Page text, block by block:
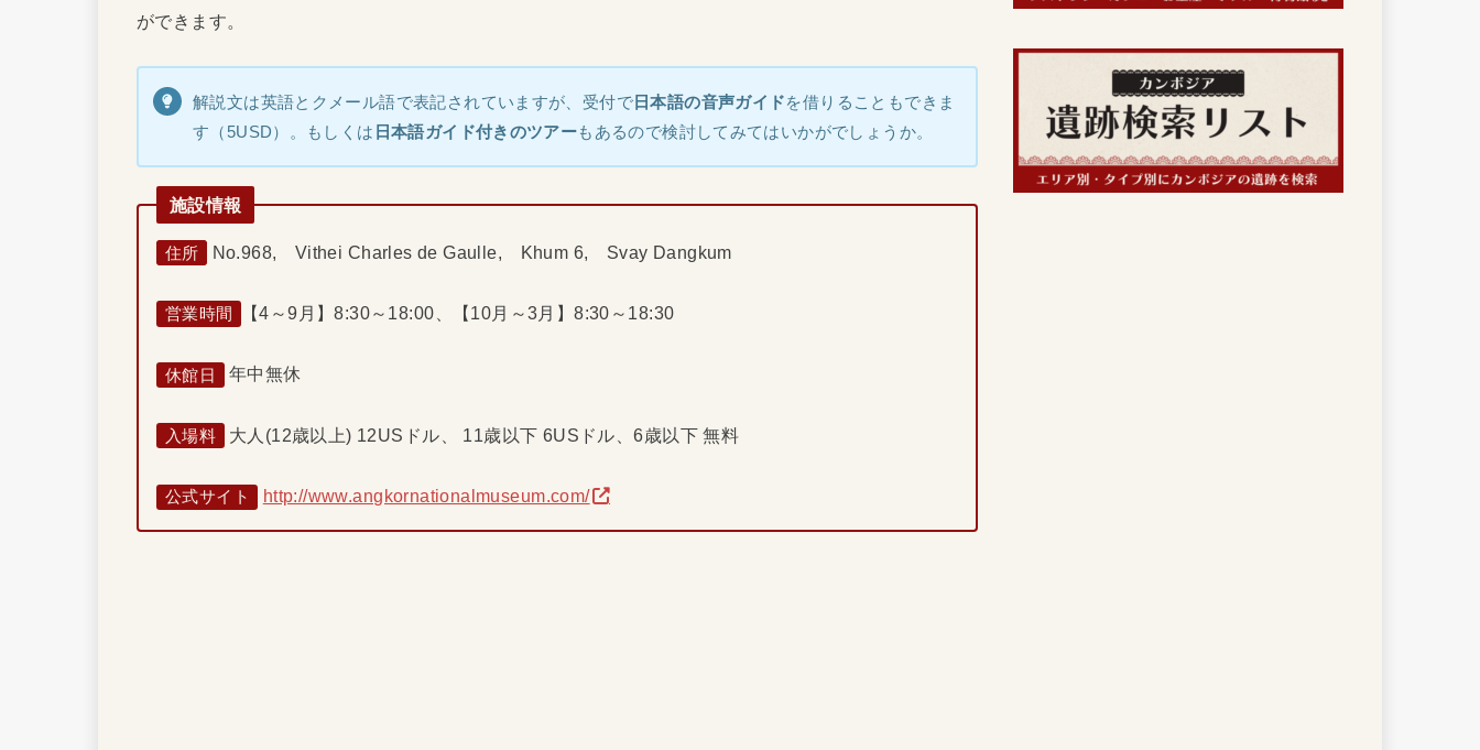
ができます。
解説文は英語とクメール語で表記されていますが、受付で 日本語の音声ガイドを借りることもできま
す（5USD）。もしくは 日本語ガイド付きのツアーもあるので検討してみてはいかがでしょうか。
施設情報
住所 No.968, Vithei Charles de Gaulle, Khum 6, Svay Dangkum
営業時間 【4～9月】8:30～18:00、【10月～3月】8:30～18:30
休館日 年中無休
入場料 大人(12歳以上) 12USドル、 11歳以下 6USドル、6歳以下 無料
公式サイト http://www.angkornationalmuseum.com/